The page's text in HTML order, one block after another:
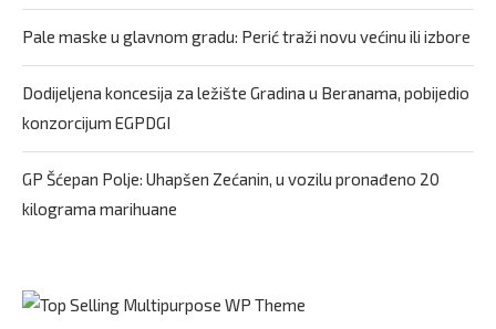
Pale maske u glavnom gradu: Perić traži novu većinu ili izbore
Dodijeljena koncesija za ležište Gradina u Beranama, pobijedio
konzorcijum EGPDGI
GP Šćepan Polje: Uhapšen Zećanin, u vozilu pronađeno 20
kilograma marihuane